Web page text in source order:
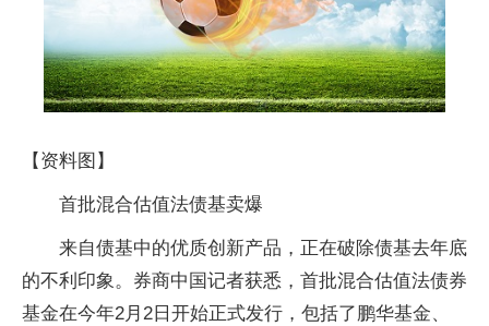
【资料图】
首批混合估值法债基卖爆
来自债基中的优质创新产品，正在破除债基去年底
的不利印象。券商中国记者获悉，首批混合估值法债券
基金在今年2月2日开始正式发行，包括了鹏华基金、